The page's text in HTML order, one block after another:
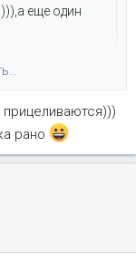
еще один
ит читатель?
прицеливаются)))
рано